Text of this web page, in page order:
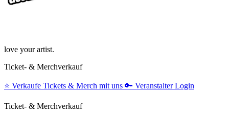
love your artist.
Ticket- & Merchverkauf
⭐️ Verkaufe Tickets & Merch mit uns 🔑 Veranstalter Login
Ticket- & Merchverkauf